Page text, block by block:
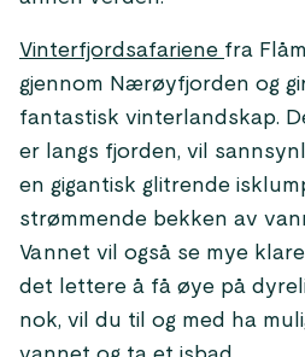
Vinterfjordsafariene fra
gjennom Nærøyfjorden og
fantastisk vinterlandskap.
er langs fjorden, vil
en gigantisk glitrende
strømmende bekken av
Vannet vil også se mye
det lettere å få øye på
nok, vil du til og med ha